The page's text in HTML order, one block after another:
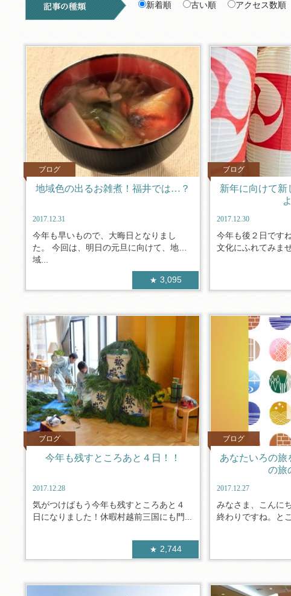
新着順 古い順 アクセス数順
ブログ
地域色の出るお雑煮！福井では…？
2017.12.31
今年も早いもので、大晦日となりまし
た。 今回は、明日の元旦に向けて、地
域...
3,095
ブログ
新年に向けて新
2017.12.30
今年も後２日です
文化にふれてみま
ブログ
今年も残すところあと４日！！
2017.12.28
気がつけばもう今年も残すところあと４
日になりました！休暇村越前三国にも門...
2,744
ブログ
あなたいろの旅
の旅
2017.12.27
みなさま、こんに
終わりですね。と